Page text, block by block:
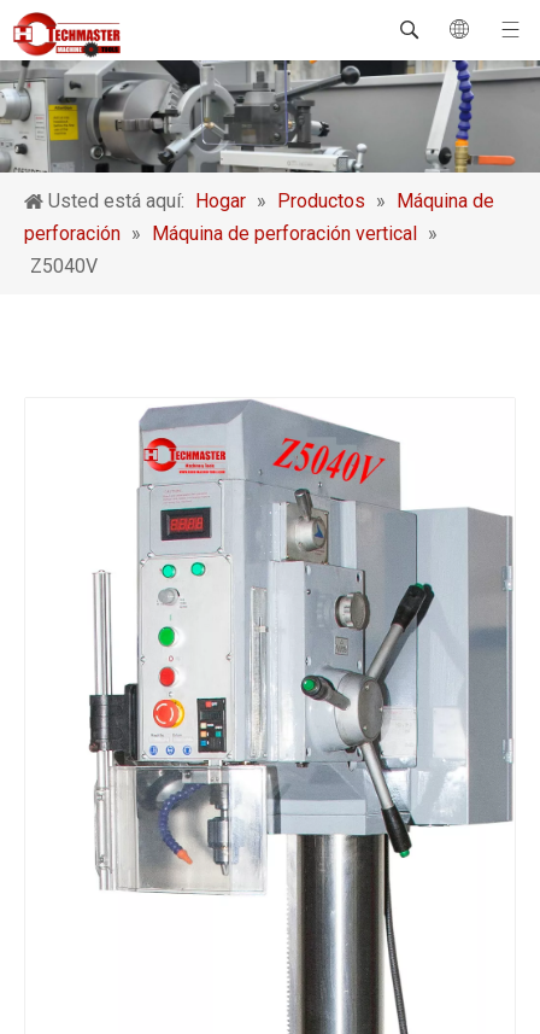
Usted está aquí: Hogar » Productos »
Máquina de
perforación » Máquina de perforación vertical
»
Z5040V